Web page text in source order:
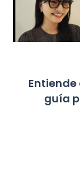
guía